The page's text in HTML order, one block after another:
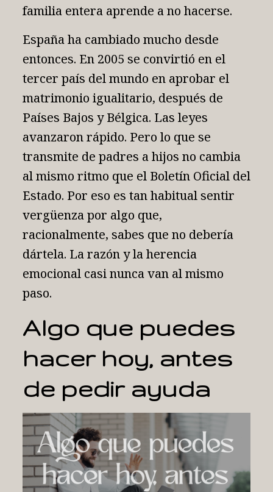
familia entera aprende a no hacerse.
España ha cambiado mucho desde
entonces. En 2005 se convirtió en el
tercer país del mundo en aprobar el
matrimonio igualitario, después de
Países Bajos y Bélgica. Las leyes
avanzaron rápido. Pero lo que se
transmite de padres a hijos no cambia
al mismo ritmo que el Boletín Oficial del
Estado. Por eso es tan habitual sentir
vergüenza por algo que,
racionalmente, sabes que no debería
dártela. La razón y la herencia
emocional casi nunca van al mismo
paso.
Algo que puedes
hacer hoy, antes
de pedir ayuda